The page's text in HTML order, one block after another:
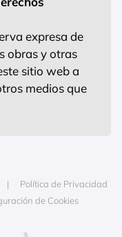
expresa de
obras y otras
sitio web a
medios que
Política de Privacidad
de Cookies